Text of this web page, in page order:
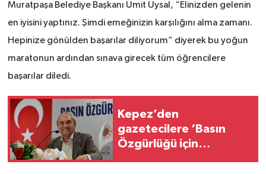
Muratpaşa Belediye Başkanı Ümit Uysal, “Elinizden gelenin
en iyisini yaptınız. Şimdi emeğinizin karşılığını alma zamanı.
Hepinize gönülden başarılar diliyorum” diyerek bu yoğun
maratonun ardından sınava girecek tüm öğrencilere
başarılar diledi.
Kepez’den
gazetecilere ‘Basın
Özgürlüğü için